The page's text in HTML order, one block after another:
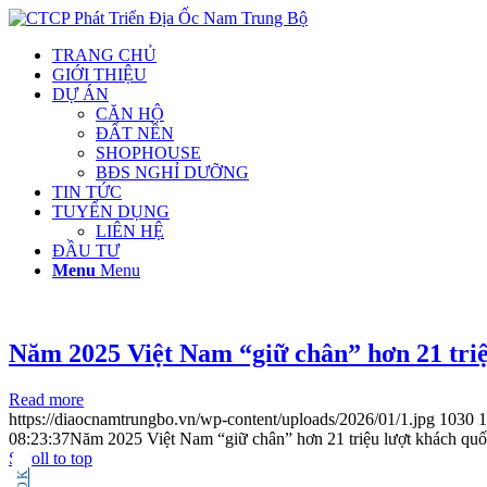
TRANG CHỦ
GIỚI THIỆU
DỰ ÁN
CĂN HỘ
ĐẤT NỀN
SHOPHOUSE
BĐS NGHỈ DƯỠNG
TIN TỨC
TUYỂN DỤNG
LIÊN HỆ
ĐẦU TƯ
Menu Menu
Năm 2025 Việt Nam “giữ chân” hơn 21
Read more
https://diaocnamtrungbo.vn/wp-content/uploads/2026/01/1.jpg 1030
08:23:37Năm 2025 Việt Nam “giữ chân” hơn 21 triệu lượt khách
Scroll to top